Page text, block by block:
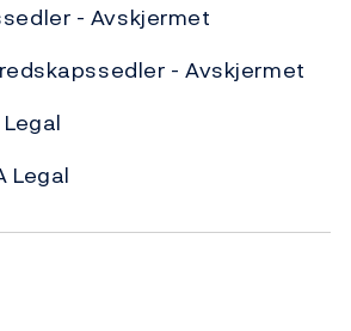
- Avskjermet
- Avskjermet
Legal
Legal